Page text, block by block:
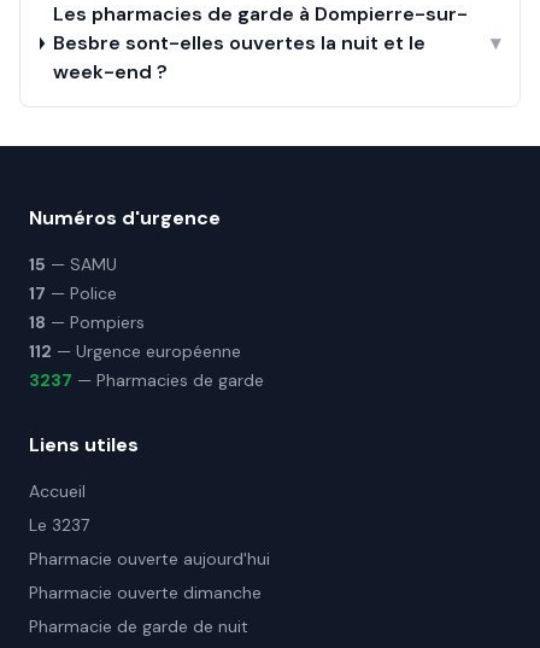
Les pharmacies de garde à Dompierre-sur-
Besbre sont-elles ouvertes la nuit et le
week-end ?
▾
Numéros d'urgence
15 — SAMU
17 — Police
18 — Pompiers
112 — Urgence européenne
3237 — Pharmacies de garde
Liens utiles
Accueil
Le 3237
Pharmacie ouverte aujourd'hui
Pharmacie ouverte dimanche
Pharmacie de garde de nuit